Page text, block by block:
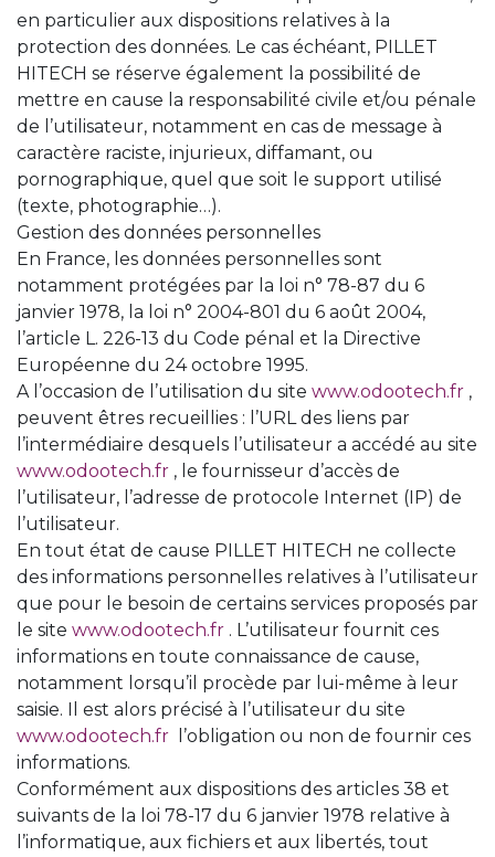
en particulier aux dispositions relatives à la
protection des données. Le cas échéant, PILLET
HITECH se réserve également la possibilité de
mettre en cause la responsabilité civile et/ou pénale
de l’utilisateur, notamment en cas de message à
caractère raciste, injurieux, diffamant, ou
pornographique, quel que soit le support utilisé
(texte, photographie…).
Gestion des données personnelles
En France, les données personnelles sont
notamment protégées par la loi n° 78-87 du 6
janvier 1978, la loi n° 2004-801 du 6 août 2004,
l’article L. 226-13 du Code pénal et la Directive
Européenne du 24 octobre 1995.
A l’occasion de l’utilisation du site www.odootech.fr ,
peuvent êtres recueillies : l’URL des liens par
l’intermédiaire desquels l’utilisateur a accédé au site
www.odootech.fr , le fournisseur d’accès de
l’utilisateur, l’adresse de protocole Internet (IP) de
l’utilisateur.
En tout état de cause PILLET HITECH ne collecte
des informations personnelles relatives à l’utilisateur
que pour le besoin de certains services proposés par
le site www.odootech.fr . L’utilisateur fournit ces
informations en toute connaissance de cause,
notamment lorsqu’il procède par lui-même à leur
saisie. Il est alors précisé à l’utilisateur du site
www.odootech.fr l’obligation ou non de fournir ces
informations.
Conformément aux dispositions des articles 38 et
suivants de la loi 78-17 du 6 janvier 1978 relative à
l’informatique, aux fichiers et aux libertés, tout